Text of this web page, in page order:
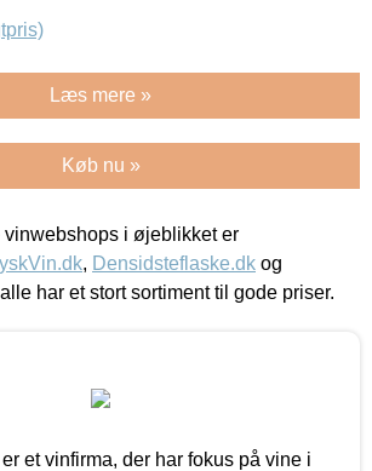
Læs mere »
Køb nu »
i øjeblikket er
, Densidsteflaske.dk og
har et stort sortiment til gode priser.
et vinfirma, der har fokus på vine i